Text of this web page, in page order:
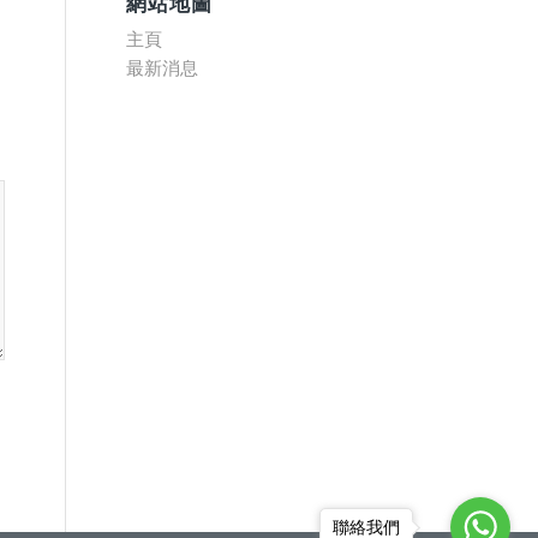
主頁
最新消息
聯絡我們